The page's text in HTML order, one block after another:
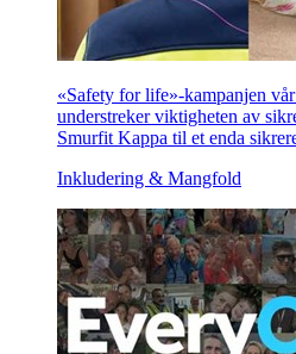
«Safety for life»-kampanjen
understreker viktigheten av
Smurfit Kappa til et enda
Inkludering & Mangfold